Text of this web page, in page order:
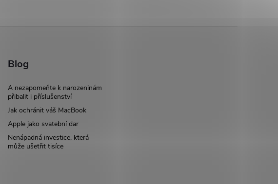
Blog
A nezapomeňte k narozeninám
přibalit i příslušenství
Jak ochránit váš MacBook
Apple jako svatební dar
Nenápadná investice, která
může ušetřit tisíce